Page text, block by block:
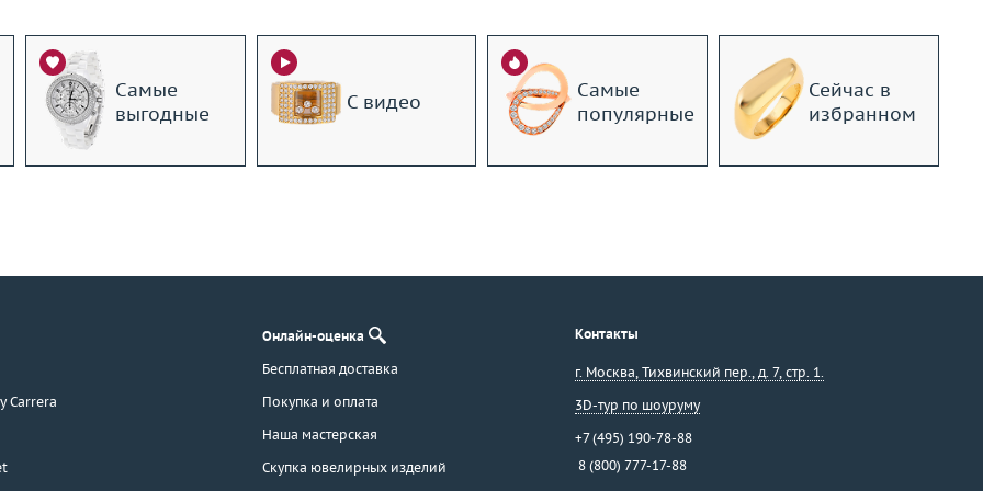
Самые
выгодные
С видео
Самые
популярные
Сейчас в
избранном
Carrera
Онлайн-оценка
Бесплатная доставка
Покупка и оплата
Наша мастерская
Скупка ювелирных изделий
Контакты
г. Москва, Тихвинский пер., д. 7, стр. 1.
3D-тур по шоуруму
+7 (495) 190-78-88
8 (800) 777-17-88